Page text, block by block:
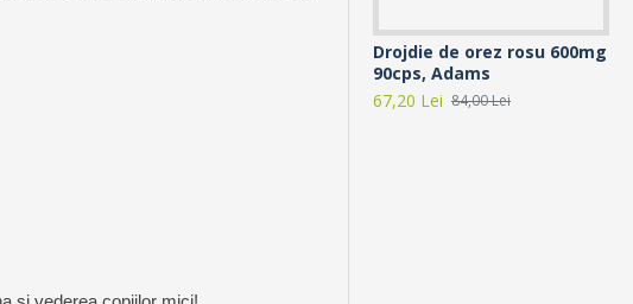
Drojdie de orez rosu 600mg
90cps, Adams
67,20 Lei 84,00 Lei